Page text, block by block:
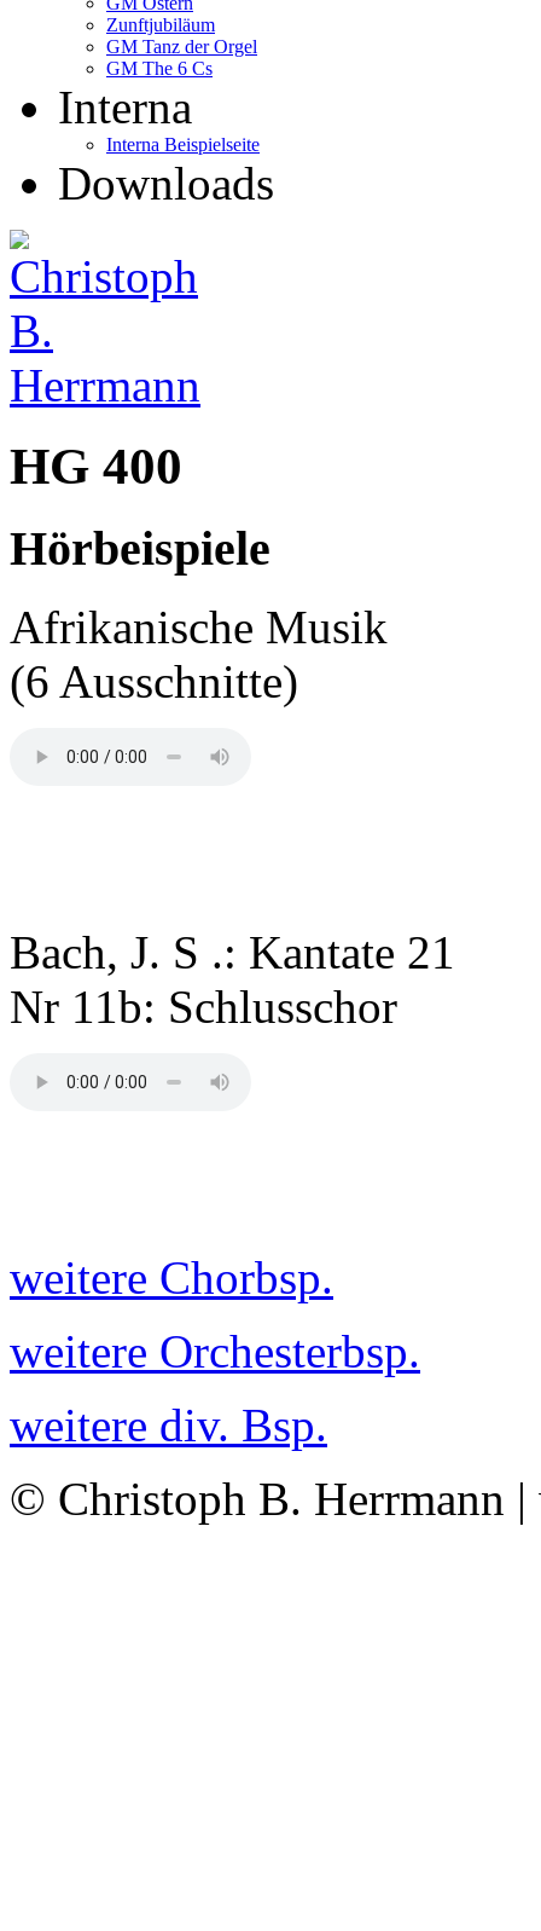
Zunftjubiläum
GM Tanz der Orgel
GM The 6 Cs
Interna
Interna Beispielseite
Downloads
HG 400
Hörbeispiele
Afrikanische Musik
(6 Ausschnitte)
Bach, J. S .: Kantate 21
Nr 11b: Schlusschor
weitere Chorbsp.
weitere Orchesterbsp.
weitere div. Bsp.
© Christoph B. Herrmann